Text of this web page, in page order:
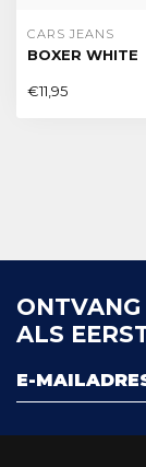
CARS JEANS
BOXER WHITE
€11,95
ALS